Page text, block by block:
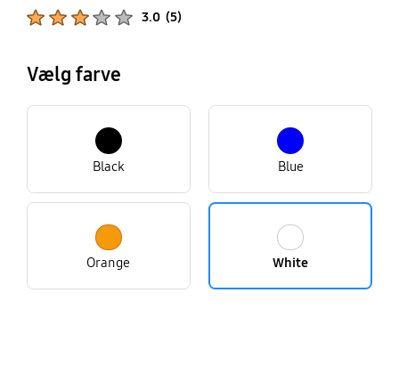
3.0 (5)
Vælg farve
Black Blue
Orange White